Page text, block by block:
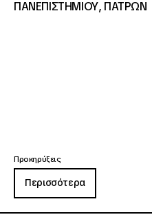
ΠΑΝΕΠΙΣΤΗΜΙΟΥ, ΠΑΤΡΩΝ
Προκηρύξεις
Περισσότερα